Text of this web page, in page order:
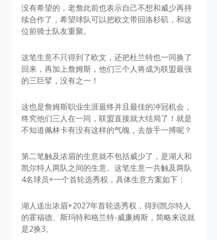
没有希望的，老詹此前也表示自己不想和威少再持
续合作了，希望球队可以把欧文带回洛杉矶，和这
位前骑士队友重聚。
这笔生意不只得到了欧文，还把杜兰特也一同换了
回来，再加上詹姆斯，他们三个人将成为联盟最强
的三巨擘，没有之一！
这也是詹姆斯职业生涯最终并且最佳的冲冠机会，
终究他们三人在一同，联盟直接就大结局了！就是
不知道佩林卡有没有这样的气魄，去放手一搏呢？
第二笔触及浓眉的生意就不包括威少了，是湖人和
凯尔特人两队之间的生意。这笔生意一共触及两队
4名球员+一个首轮选秀权，具体生意方案如下：
湖人送出浓眉+2027年首轮选秀权，得到凯尔特人
的霍福德、斯玛特和格兰特-威廉姆斯，简略来说就
是2换3。